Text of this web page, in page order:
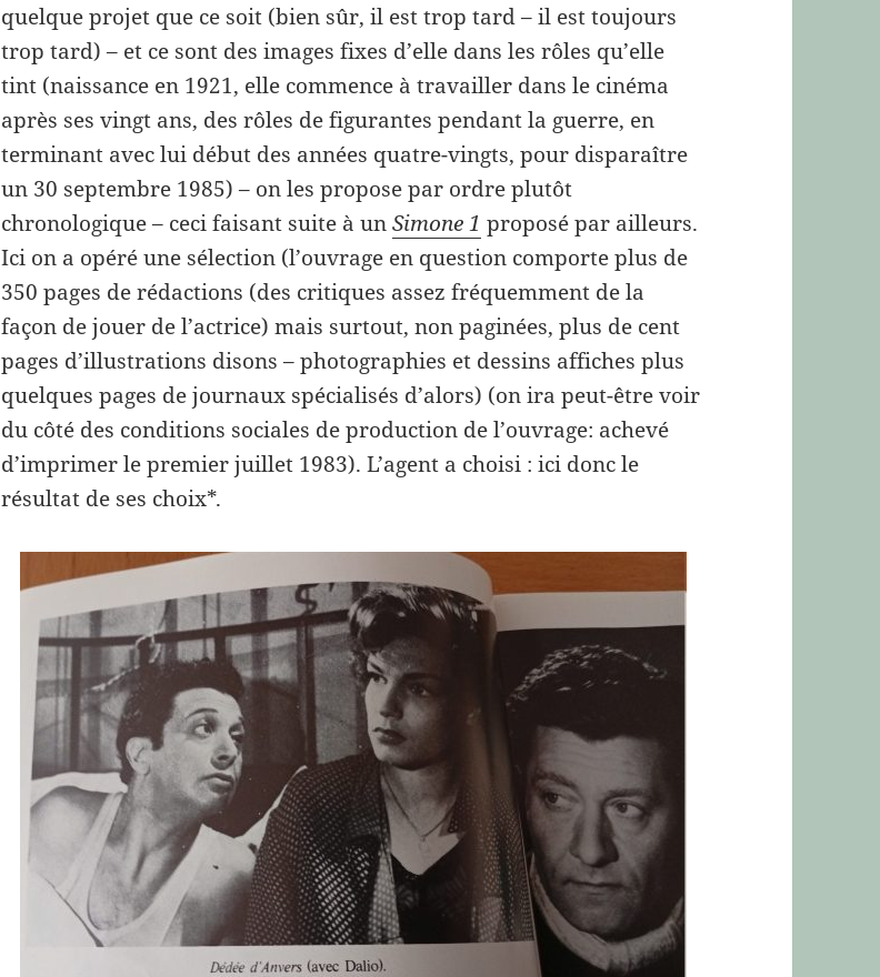
quelque projet que ce soit (bien sûr, il est trop tard – il est toujours
trop tard) – et ce sont des images fixes d’elle dans les rôles qu’elle
tint (naissance en 1921, elle commence à travailler dans le cinéma
après ses vingt ans, des rôles de figurantes pendant la guerre, en
terminant avec lui début des années quatre-vingts, pour disparaître
un 30 septembre 1985) – on les propose par ordre plutôt
chronologique – ceci faisant suite à unSimone 1 proposé par ailleurs.
Ici on a opéré une sélection (l’ouvrage en question comporte plus de
350 pages de rédactions (des critiques assez fréquemment de la
façon de jouer de l’actrice) mais surtout, non paginées, plus de cent
pages d’illustrations disons – photographies et dessins affiches plus
quelques pages de journaux spécialisés d’alors) (on ira peut-être voir
du côté des conditions sociales de production de l’ouvrage: achevé
d’imprimer le premier juillet 1983). L’agent a choisi : ici donc le
résultat de ses choix*.